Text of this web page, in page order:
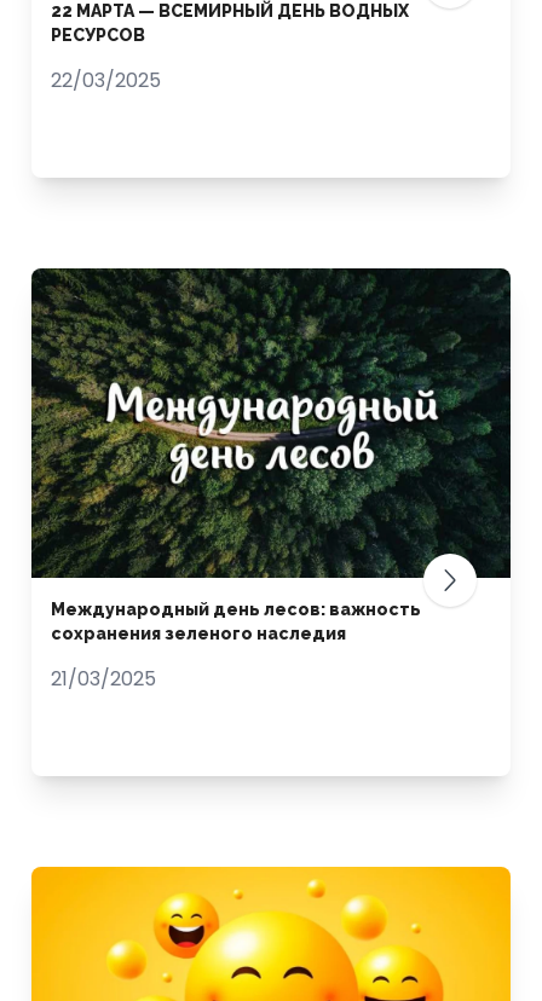
22 МАРТА — ВСЕМИРНЫЙ ДЕНЬ ВОДНЫХ
РЕСУРСОВ
22/03/2025
Международный день лесов: важность
сохранения зеленого наследия
21/03/2025